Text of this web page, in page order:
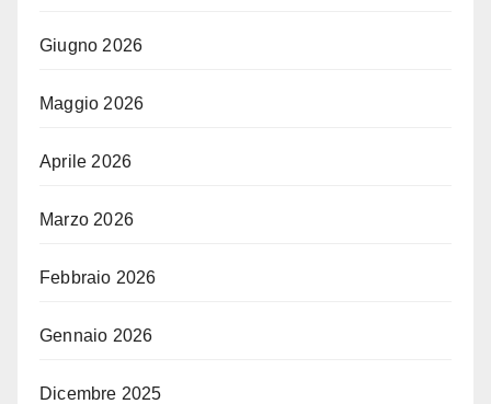
Giugno 2026
Maggio 2026
Aprile 2026
Marzo 2026
Febbraio 2026
Gennaio 2026
Dicembre 2025